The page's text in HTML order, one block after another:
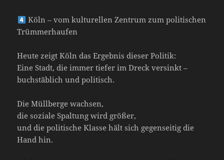
Köln – vom kulturellen Zentrum zum politischen
Trümmerhaufen
Heute zeigt Köln das Ergebnis dieser Politik:
Eine Stadt, die immer tiefer im Dreck versinkt –
buchstäblich und politisch.
Die Müllberge wachsen,
die soziale Spaltung wird größer,
und die politische Klasse hält sich gegenseitig die
Hand hin.